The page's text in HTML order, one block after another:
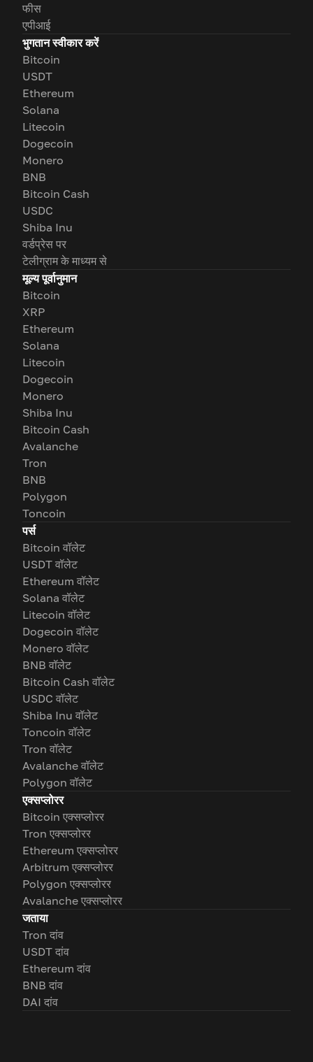
फीस
एपीआई
भुगतान स्वीकार करें
Bitcoin
USDT
Ethereum
Solana
Litecoin
Dogecoin
Monero
BNB
Bitcoin Cash
USDC
Shiba Inu
वर्डप्रेस पर
टेलीग्राम के माध्यम से
मूल्य पूर्वानुमान
Bitcoin
XRP
Ethereum
Solana
Litecoin
Dogecoin
Monero
Shiba Inu
Bitcoin Cash
Avalanche
Tron
BNB
Polygon
Toncoin
पर्स
Bitcoin वॉलेट
USDT वॉलेट
Ethereum वॉलेट
Solana वॉलेट
Litecoin वॉलेट
Dogecoin वॉलेट
Monero वॉलेट
BNB वॉलेट
Bitcoin Cash वॉलेट
USDC वॉलेट
Shiba Inu वॉलेट
Toncoin वॉलेट
Tron वॉलेट
Avalanche वॉलेट
Polygon वॉलेट
एक्सप्लोरर
Bitcoin एक्सप्लोरर
Tron एक्सप्लोरर
Ethereum एक्सप्लोरर
Arbitrum एक्सप्लोरर
Polygon एक्सप्लोरर
Avalanche एक्सप्लोरर
जताया
Tron दांव
USDT दांव
Ethereum दांव
BNB दांव
DAI दांव